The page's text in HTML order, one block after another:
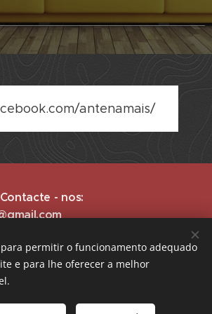
antenamais/
Contacte - nos:
permitir o funcionamento adequado
e para lhe oferecer a melhor